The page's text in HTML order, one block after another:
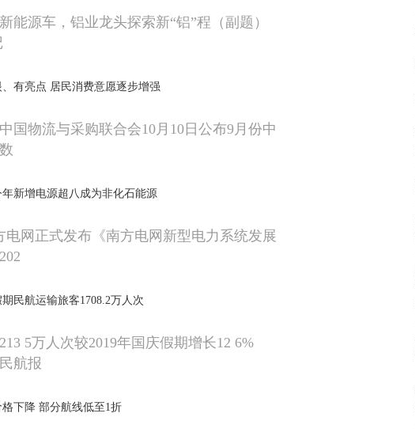
能源车，铝业龙头探索新“铝”程（副题）
有亮点 居民消费意愿逐步增强
国物流与采购联合会10月10日公布9月份中
新增电源超八成为非化石能源
电网正式发布《南方电网新型电力系统发展
民航运输旅客1708.2万人次
5万人次较2019年国庆假期增长12 6%
航报
下降 部分航线低至1折